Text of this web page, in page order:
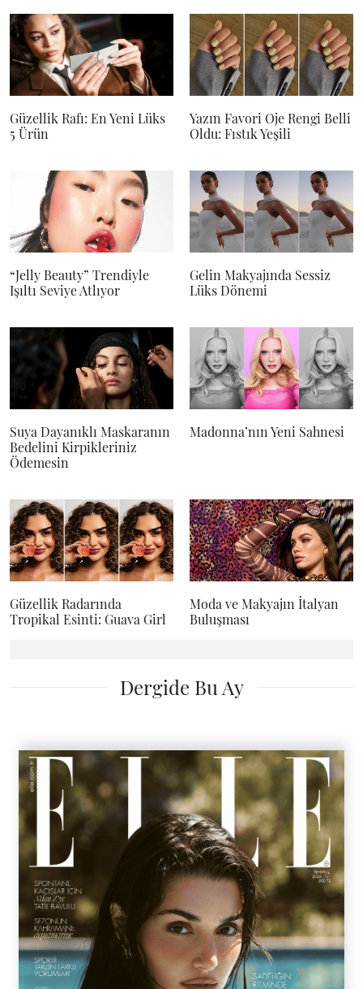
Güzellik Rafı: En Yeni Lüks
5 Ürün
Yazın Favori Oje Rengi Belli
Oldu: Fıstık Yeşili
“Jelly Beauty” Trendiyle
Işıltı Seviye Atlıyor
Gelin Makyajında Sessiz
Lüks Dönemi
Suya Dayanıklı Maskaranın
Bedelini Kirpikleriniz
Ödemesin
Madonna’nın Yeni Sahnesi
Güzellik Radarında
Tropikal Esinti: Guava Girl
Moda ve Makyajın İtalyan
Buluşması
Dergide Bu Ay